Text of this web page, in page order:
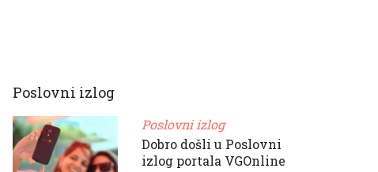
Poslovni izlog
Poslovni izlog
Dobro došli u Poslovni
izlog portala VGOnline